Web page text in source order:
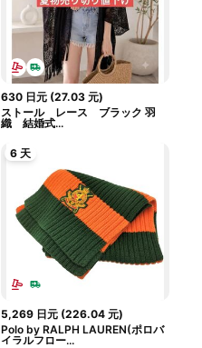
630 日元 (27.03 元)
ストール レース ブラック 羽
織 結婚式...
6 天
5,269 日元 (226.04 元)
Polo by RALPH LAUREN(ポロバ
イラルフロー...